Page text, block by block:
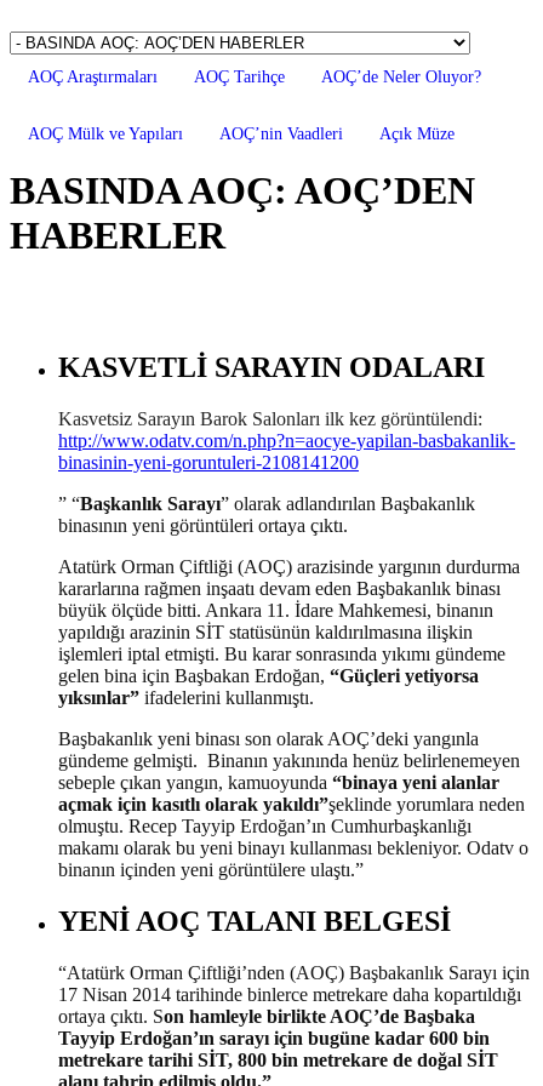
AOÇ Araştırmaları AOÇ Tarihçe AOÇ’de Neler Oluyor?
AOÇ Mülk ve Yapıları AOÇ’nin Vaadleri Açık Müze
BASINDA AOÇ: AOÇ’DEN
HABERLER
KASVETLİ SARAYIN ODALARI
Kasvetsiz Sarayın Barok Salonları ilk kez görüntülendi:
http://www.odatv.com/n.php?n=aocye-yapilan-basbakanlik-
binasinin-yeni-goruntuleri-2108141200
” “Başkanlık Sarayı” olarak adlandırılan Başbakanlık
binasının yeni görüntüleri ortaya çıktı.
Atatürk Orman Çiftliği (AOÇ) arazisinde yargının durdurma
kararlarına rağmen inşaatı devam eden Başbakanlık binası
büyük ölçüde bitti. Ankara 11. İdare Mahkemesi, binanın
yapıldığı arazinin SİT statüsünün kaldırılmasına ilişkin
işlemleri iptal etmişti. Bu karar sonrasında yıkımı gündeme
gelen bina için Başbakan Erdoğan, “Güçleri yetiyorsa
yıksınlar” ifadelerini kullanmıştı.
Başbakanlık yeni binası son olarak AOÇ’deki yangınla
gündeme gelmişti. Binanın yakınında henüz belirlenemeyen
sebeple çıkan yangın, kamuoyunda “binaya yeni alanlar
açmak için kasıtlı olarak yakıldı”şeklinde yorumlara neden
olmuştu. Recep Tayyip Erdoğan’ın Cumhurbaşkanlığı
makamı olarak bu yeni binayı kullanması bekleniyor. Odatv o
binanın içinden yeni görüntülere ulaştı.”
YENİ AOÇ TALANI BELGESİ
“Atatürk Orman Çiftliği’nden (AOÇ) Başbakanlık Sarayı için
17 Nisan 2014 tarihinde binlerce metrekare daha kopartıldığı
ortaya çıktı. Son hamleyle birlikte AOÇ’de Başbaka
Tayyip Erdoğan’ın sarayı için bugüne kadar 600 bin
metrekare tarihi SİT, 800 bin metrekare de doğal SİT
alanı tahrip edilmiş oldu.”